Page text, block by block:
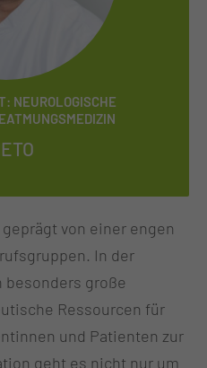
NEUROLOGISCHE
von einer engen
In der
große
Ressourcen für
und Patienten zur
geht es nicht nur um